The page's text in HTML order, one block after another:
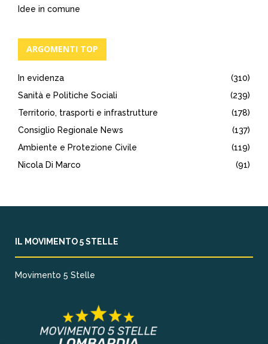
Idee in comune
ARGOMENTI TOP
In evidenza
(310)
Sanità e Politiche Sociali
(239)
Territorio, trasporti e infrastrutture
(178)
Consiglio Regionale News
(137)
Ambiente e Protezione Civile
(119)
Nicola Di Marco
(91)
IL MOVIMENTO 5 STELLE
Movimento 5 Stelle